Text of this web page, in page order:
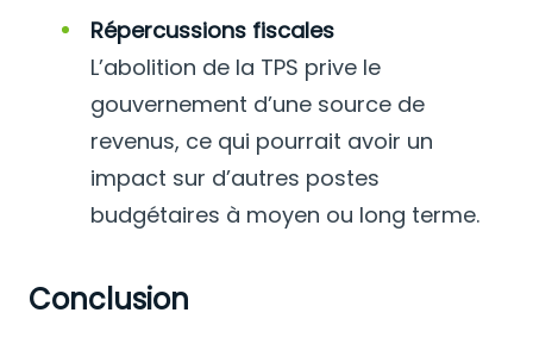
Répercussions fiscales
L’abolition de la TPS prive le
gouvernement d’une source de
revenus, ce qui pourrait avoir un
impact sur d’autres postes
budgétaires à moyen ou long terme.
Conclusion